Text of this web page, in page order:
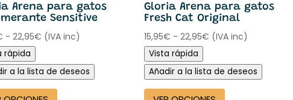
Arena para gatos
Sensitive
- 22,95€ Rango
precios:
desde
15,95€
(IVA inc)
rápida
a la lista de deseos
Este
Gloria Arena para gatos
Fresh Cat Original
15,95€ - 22,95€ Rango
precios:
desde
15,95€
(IVA inc)
Vista rápida
Añadir a la lista de deseos
Este